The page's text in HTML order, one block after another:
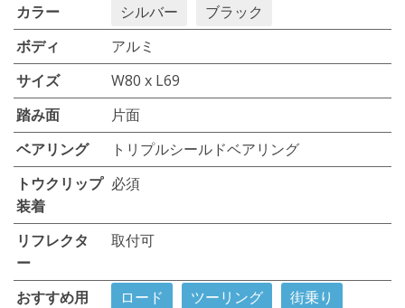
カラー シルバー
ブラック
ボディ
アルミ
サイズ
W80 x L69
踏み面
片面
ベアリング
トリプルシールドベアリング
トウクリップ
装着
必須
リフレクタ
ー
取付可
おすすめ用
ロード ツーリング 街乗り